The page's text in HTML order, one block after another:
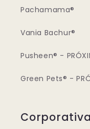
Pachamama®
Vania Bachur®
Pusheen® -
Green Pets® -
Corporativa